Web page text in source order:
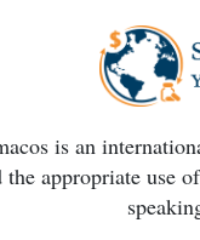
is an
the appropriate use